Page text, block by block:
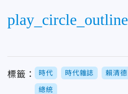
play_circle_outline
標籤： 時代 時代雜誌 賴清德
總統